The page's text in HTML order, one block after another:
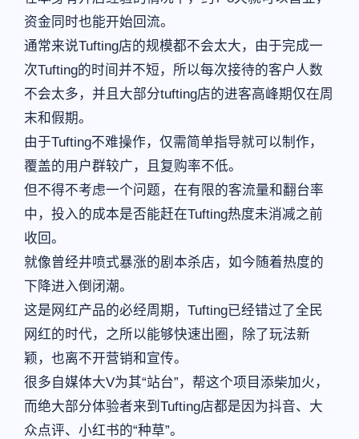
资金同时也能开始回流。
通常来说Tufting店的规模都不会太大，由于完成一
次Tufting的时间并不短，所以每次接待的客户人数
不会太多，并且大部分tufting店的进客高峰期仅在周
末和假期。
由于Tufting不难操作，仅需简单指导就可以制作，
覆盖的用户群较广，且复购率不低。
但不得不考虑一个问题，在有限的客流量和翻台率
中，投入的成本是否能赶在Tufting热度未消减之前
收回。
就像曾经井喷式暴涨的剧本杀店，如今随着热度的
下降进入倒闭潮。
这是网红产品的必经周期，Tufting已经错过了全民
网红的时代，之所以能够快速出圈，除了玩法新
颖，也离不开营销和宣传。
很多自媒体大V为其“站台”，帮这个项目添柴加火，
而绝大部分体验者来到Tufting店都是因为抖音、大
众点评、小红书的“种草”。